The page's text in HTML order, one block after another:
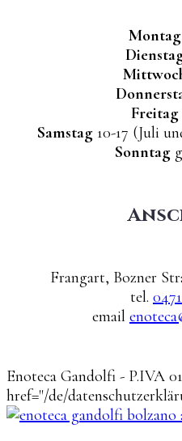
Montag
Freitag
Samstag 10-17 (Juli
Sonntag
Frangart, Bozner
tel.
email
Enoteca Gandolfi - P.IVA
href="/de/